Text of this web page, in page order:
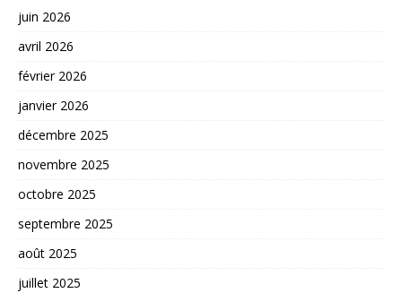
juin 2026
avril 2026
février 2026
janvier 2026
décembre 2025
novembre 2025
octobre 2025
septembre 2025
août 2025
juillet 2025